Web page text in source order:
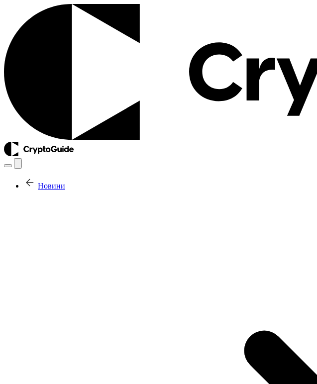
Новини